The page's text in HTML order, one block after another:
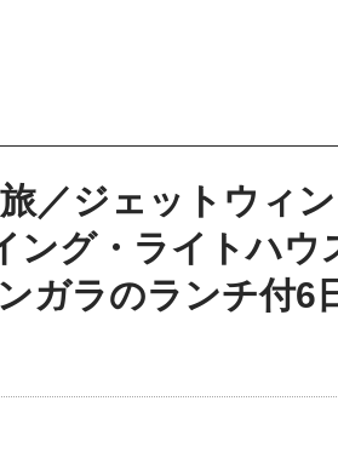
／ジェットウィン
ング・ライトハウ
ガラのランチ付6